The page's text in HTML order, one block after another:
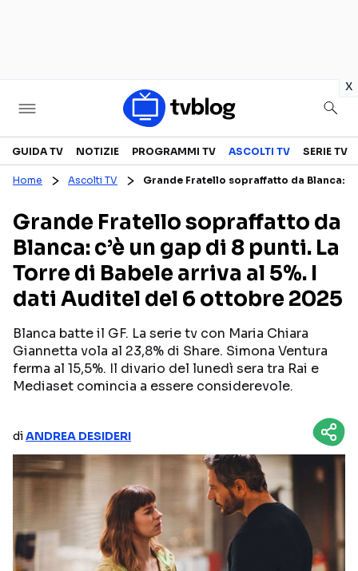
x
Televisione
CANALI TV
PROGRAMMI TV
PERSONAGGI TV
SERIE TV
REALITY SHOW
FICTION
Streaming
NETFLIX
DISNEY+
RAIPLAY
MEDIASET INFINITY
NOTIZIE
INTERVISTE
GUIDA TV NOTIZIE PROGRAMMI TV ASCOLTI TV SERIE TV
Home Ascolti TV Grande Fratello sopraffatto da Blanca:
Grande Fratello sopraffatto da
Blanca: c’è un gap di 8 punti. La
Torre di Babele arriva al 5%. I
dati Auditel del 6 ottobre 2025
Blanca batte il GF. La serie tv con Maria Chiara
Giannetta vola al 23,8% di Share. Simona Ventura
ferma al 15,5%. Il divario del lunedì sera tra Rai e
Mediaset comincia a essere considerevole.
diANDREA DESIDERI